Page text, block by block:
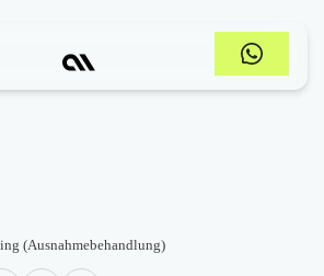
(Ausnahmebehandlung)